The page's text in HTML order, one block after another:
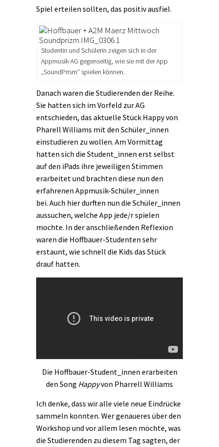
Spiel erteilen sollten, das positiv ausfiel.
Studentin und Schülerin zeigen sich in der
Appmusik-AG gegenseitig, wie sie mit der App
„SoundPrism“ spielen können.
Danach waren die Studierenden der Reihe.
Sie hatten sich im Vorfeld zur AG
entschieden, das aktuelle Stück Happy von
Pharell Williams mit den Schüler_innen
einstudieren zu wollen. Am Vormittag
hatten sich die Student_innen erst selbst
auf den iPads ihre jeweiligen Stimmen
erarbeitet und brachten diese nun den
erfahrenen Appmusik-Schüler_innen
bei. Auch hier durften nun die Schüler_innen
aussuchen, welche App jede/r spielen
mochte. In der anschließenden Reflexion
waren die Hoffbauer-Studenten sehr
erstaunt, wie schnell die Kids das Stück
drauf hatten.
Die Hoffbauer-Student_innen erarbeiten
den Song Happyvon Pharrell Williams
Ich denke, dass wir alle viele neue Eindrücke
sammeln konnten. Wer genaueres über den
Workshop und vor allem lesen möchte, was
die Studierenden zu diesem Tag sagten, der